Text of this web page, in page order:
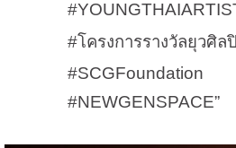
#โครงการรางวัลยุวศิลปิ
#SCGFoundation
#NEWGENSPACE”